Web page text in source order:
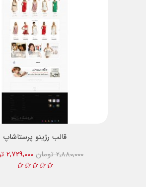
قالب رژینو پرستاشاپ
2,729,000 تومان
2,880,000 تومان